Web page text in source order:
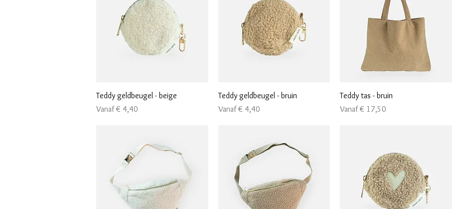
Snel overzicht
Teddy geldbeugel - beige
Vanaf€ 4,40
Verkoopprijs
Snel overzicht
Teddy geldbeugel - bruin
Vanaf€ 4,40
Verkoopprijs
Snel overzicht
Teddy tas - bruin
Vanaf€ 17,50
Verkoopprijs